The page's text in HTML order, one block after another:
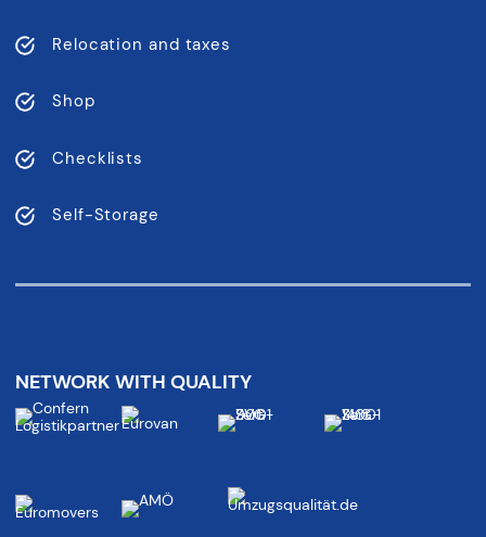
Relocation and taxes
Shop
Checklists
Self-Storage
NETWORK WITH QUALITY